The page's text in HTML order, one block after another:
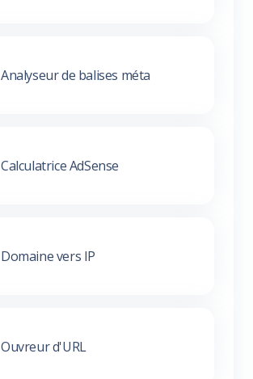
Analyseur de balises méta
Calculatrice AdSense
Domaine vers IP
Ouvreur d'URL